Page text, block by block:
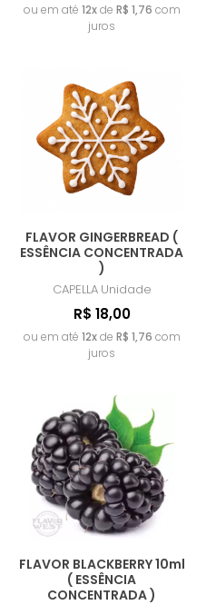
ou em até 12xde R$ 1,76 com
juros
FLAVOR GINGERBREAD (
ESSÊNCIA CONCENTRADA
)
CAPELLA Unidade
R$ 18,00
ou em até 12xde R$ 1,76 com
juros
FLAVOR BLACKBERRY 10ml
( ESSÊNCIA
CONCENTRADA )